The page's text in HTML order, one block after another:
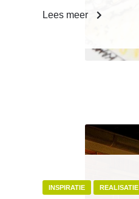
Lees meer
INSPIRATIE REALISATIE